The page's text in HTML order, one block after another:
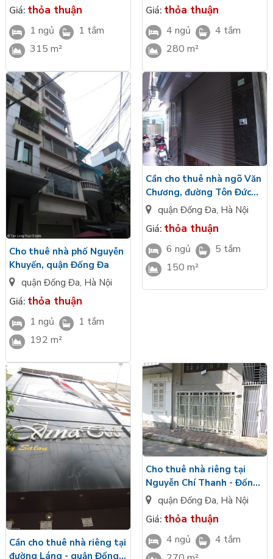
Giá: thỏa thuận
1 ngủ
1 tắm
315 m²
Giá: thỏa thuận
4 ngủ
4 tắm
280 m²
Cho thuê nhà phố Nguyễn
Khuyến, quận Đống Đa
quận Đống Đa, Hà Nội
Giá: thỏa thuận
1 ngủ
1 tắm
192 m²
Cần cho thuê nhà ngõ Văn
Chương, đường Tôn Đức
Thắng, quận Đống Đa
quận Đống Đa, Hà Nội
Giá: thỏa thuận
6 ngủ
5 tắm
150 m²
Cần cho thuê nhà riêng tại
đường Láng - quận Đống
Cho thuê nhà riêng tại
Nguyễn Chí Thanh - Đống
Đa - Hà Nội
quận Đống Đa, Hà Nội
Giá: thỏa thuận
4 ngủ
4 tắm